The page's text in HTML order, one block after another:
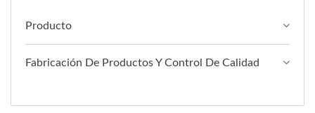
Producto
Fabricación De Productos Y Control De Calidad